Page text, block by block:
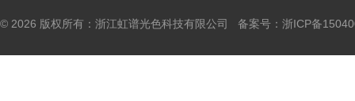
© 2026 版权所有：浙江虹谱光色科技有限公司 备案号： 浙ICP备